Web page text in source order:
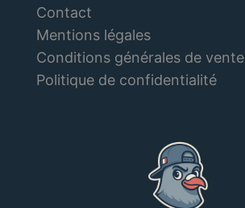
Contact
Mentions légales
Conditions générales de vente
Politique de confidentialité